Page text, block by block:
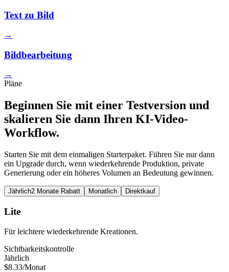
Text zu Bild
→
Bildbearbeitung
→
Pläne
Beginnen Sie mit einer Testversion und
skalieren Sie dann Ihren KI-Video-
Workflow.
Starten Sie mit dem einmaligen Starterpaket. Führen Sie nur dann
ein Upgrade durch, wenn wiederkehrende Produktion, private
Generierung oder ein höheres Volumen an Bedeutung gewinnen.
Jährlich2 Monate Rabatt Monatlich Direktkauf
Lite
Für leichtere wiederkehrende Kreationen.
Sichtbarkeitskontrolle
Jährlich
$8.33/Monat